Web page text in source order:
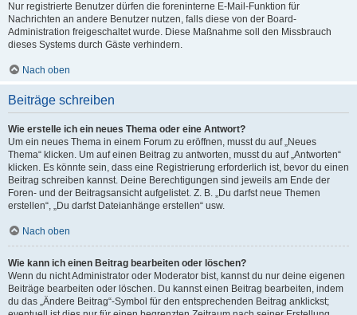
Nur registrierte Benutzer dürfen die foreninterne E-Mail-Funktion für
Nachrichten an andere Benutzer nutzen, falls diese von der Board-
Administration freigeschaltet wurde. Diese Maßnahme soll den Missbrauch
dieses Systems durch Gäste verhindern.
Nach oben
Beiträge schreiben
Wie erstelle ich ein neues Thema oder eine Antwort?
Um ein neues Thema in einem Forum zu eröffnen, musst du auf „Neues
Thema“ klicken. Um auf einen Beitrag zu antworten, musst du auf „Antworten“
klicken. Es könnte sein, dass eine Registrierung erforderlich ist, bevor du einen
Beitrag schreiben kannst. Deine Berechtigungen sind jeweils am Ende der
Foren- und der Beitragsansicht aufgelistet. Z. B. „Du darfst neue Themen
erstellen“, „Du darfst Dateianhänge erstellen“ usw.
Nach oben
Wie kann ich einen Beitrag bearbeiten oder löschen?
Wenn du nicht Administrator oder Moderator bist, kannst du nur deine eigenen
Beiträge bearbeiten oder löschen. Du kannst einen Beitrag bearbeiten, indem
du das „Ändere Beitrag“-Symbol für den entsprechenden Beitrag anklickst;